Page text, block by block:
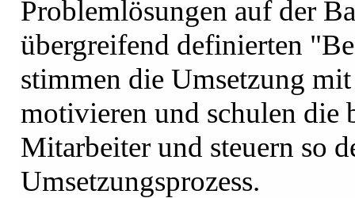
Problemlösungen auf der
übergreifend definierten
stimmen die Umsetzung
motivieren und schulen die
Mitarbeiter und steuern so
Umsetzungsprozess.